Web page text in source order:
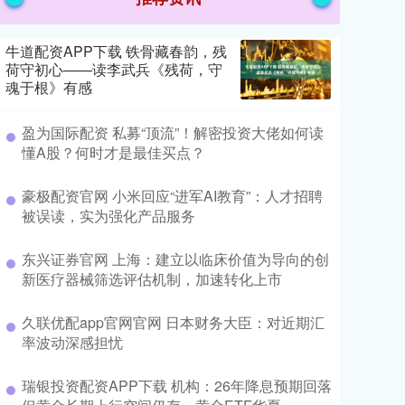
牛道配资APP下载 铁骨藏春韵，残
荷守初心——读李武兵《残荷，守
魂于根》有感
盈为国际配资 私募“顶流”！解密投资大佬如何读
懂A股？何时才是最佳买点？
豪极配资官网 小米回应“进军AI教育”：人才招聘
被误读，实为强化产品服务
东兴证券官网 上海：建立以临床价值为导向的创
新医疗器械筛选评估机制，加速转化上市
久联优配app官网官网 日本财务大臣：对近期汇
率波动深感担忧
瑞银投资配资APP下载 机构：26年降息预期回落